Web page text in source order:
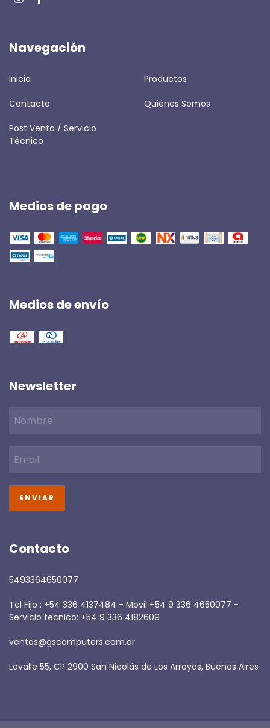
Navegación
Inicio Productos
Contacto Quiénes Somos
Post Venta / Servicio
Técnico
Medios de pago
Medios de envío
Newsletter
Contacto
5493364650077
Tel Fijo : +54 336 4137484 - Movil +54 9 336 4650077 -
Servicio tecnico: +54 9 336 4182609
ventas@gscomputers.com.ar
Lavalle 55, CP 2900 San Nicolás de Los Arroyos, Buenos Aires